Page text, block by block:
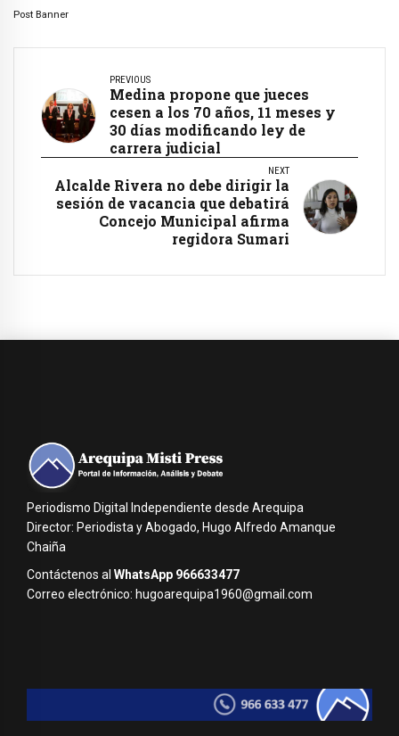
Post Banner
PREVIOUS
Medina propone que jueces
cesen a los 70 años, 11 meses y
30 días modificando ley de
carrera judicial
NEXT
Alcalde Rivera no debe dirigir la
sesión de vacancia que debatirá
Concejo Municipal afirma
regidora Sumari
Periodismo Digital Independiente desde Arequipa
Director: Periodista y Abogado, Hugo Alfredo Amanque
Chaiña
Contáctenos al WhatsApp 966633477
Correo electrónico: hugoarequipa1960@gmail.com